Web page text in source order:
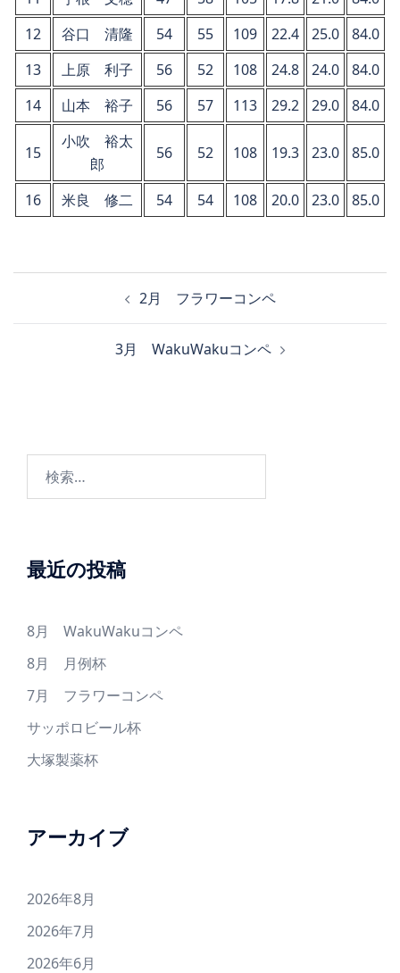
12
谷口 清隆 54 55 109 22.4 25.0
84.0
13
上原 利子 56 52 108 24.8 24.0
84.0
14
山本 裕子 56 57 113 29.2 29.0 84.0
15
小吹 裕太
郎
56 52 108 19.3 23.0 85.0
16 米良 修二 54 54 108 20.0 23.0 85.0
ョ
2月 フラワーコンペ
3月 WakuWakuコンペ
最近の投稿
8月 WakuWakuコンペ
8月 月例杯
7月 フラワーコンペ
サッポロビール杯
大塚製薬杯
アーカイブ
2026年8月
2026年7月
2026年6月